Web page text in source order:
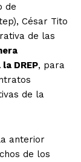
de
César Tito
de las
DREP, para
de la
anterior
de los